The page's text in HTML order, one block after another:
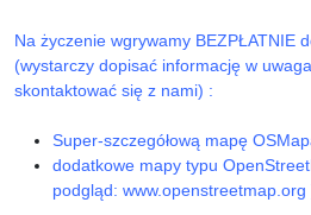
Na życzenie wgrywamy BEZPŁATNIE
(wystarczy dopisać informację w
skontaktować się z nami) :
Super-szczegółową mapę
dodatkowe mapy typu
podgląd: www.openstreetmap.org